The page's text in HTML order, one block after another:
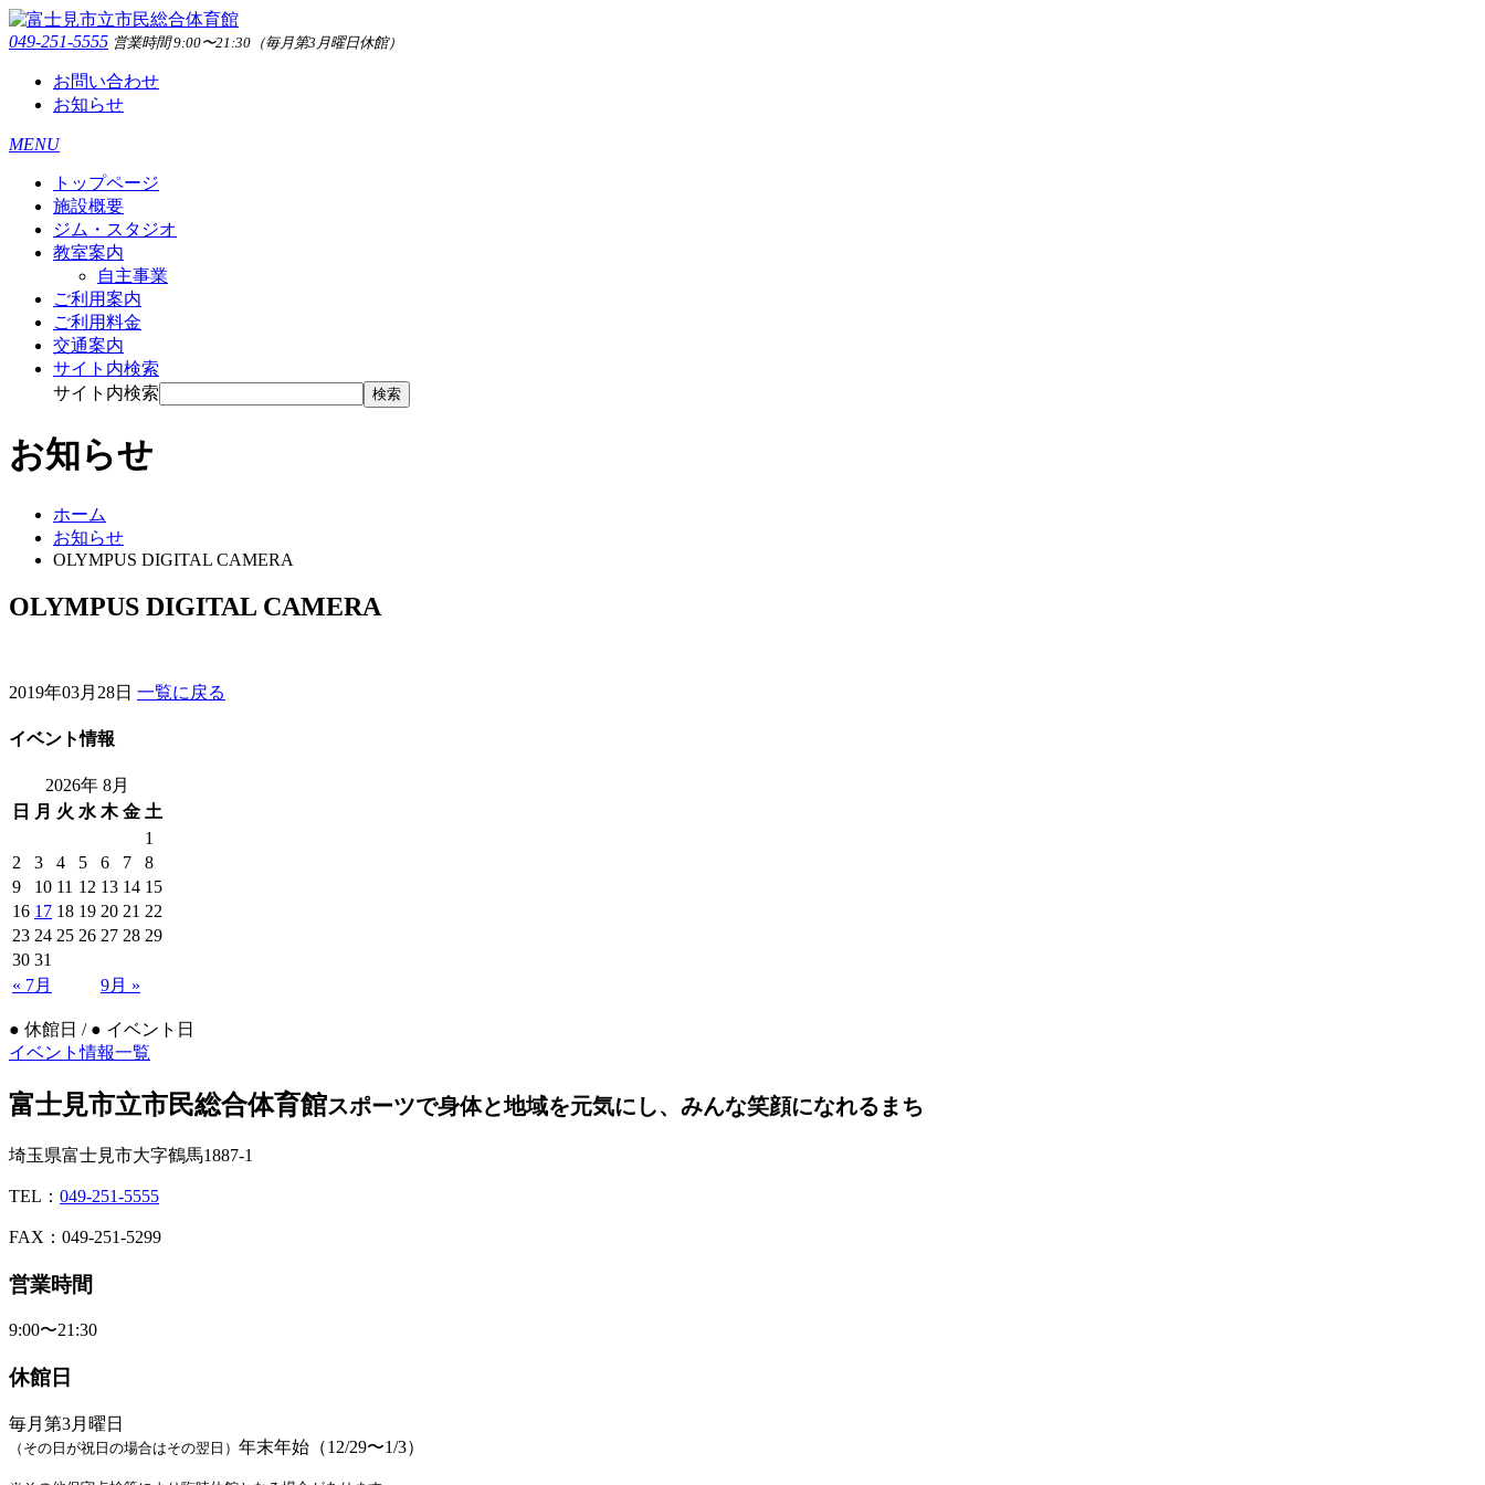
049-251-5555 営業時間 9:00〜21:30（毎月第3月曜日休館）
お問い合わせ
お知らせ
MENU
トップページ
施設概要
ジム・スタジオ
教室案内
自主事業
ご利用案内
ご利用料金
交通案内
サイト内検索
サイト内検索
検索
お知らせ
ホーム
お知らせ
OLYMPUS DIGITAL CAMERA
OLYMPUS DIGITAL CAMERA
2019年03月28日 一覧に戻る
イベント情報
2026年 8月
日
月 火 水 木 金 土
1
2
3 4 5 6 7
8
9
10 11 12 13 14 15
16 17 18 19 20 21 22
23 24 25 26 27 28 29
30 31
« 7月
9月 »
● 休館日 / ● イベント日
イベント情報一覧
富士見市立市民総合体育館スポーツで身体と地域を元気にし、みんな笑顔になれるまち
埼玉県富士見市大字鶴馬1887-1
TEL： 049-251-5555
FAX：049-251-5299
営業時間
9:00〜21:30
休館日
毎月第3月曜日
（その日が祝日の場合はその翌日） 年末年始（12/29〜1/3）